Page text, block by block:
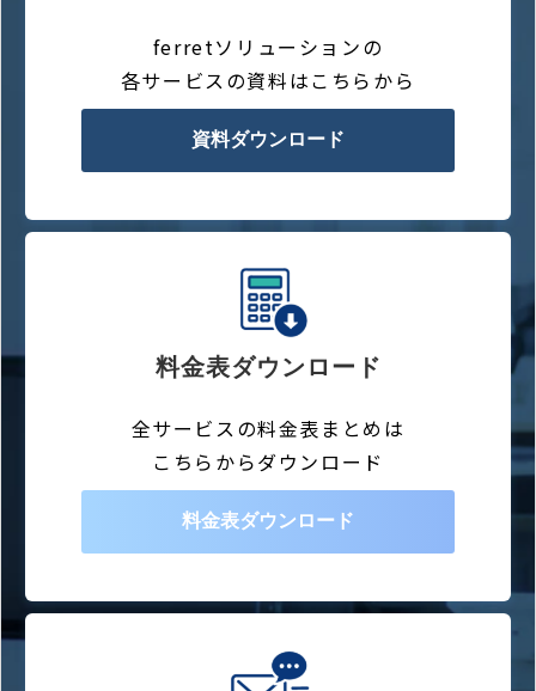
ferretソリューションの
各サービスの資料はこちらから
資料ダウンロード
料金表ダウンロード
全サービスの料金表まとめは
こちらからダウンロード
料金表ダウンロード